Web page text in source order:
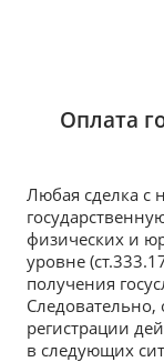
Оплата
Любая сделка с
физических и
уровне
получения
Следовательно,
регистрации
в следующих